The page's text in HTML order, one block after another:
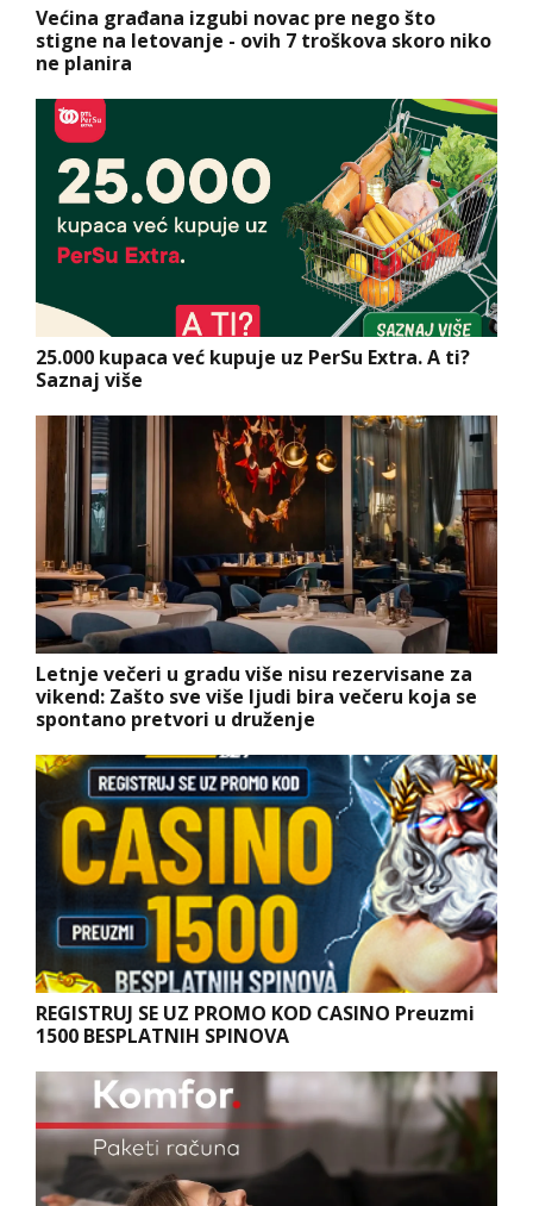
Većina građana izgubi novac pre nego što
stigne na letovanje - ovih 7 troškova skoro niko
ne planira
25.000 kupaca već kupuje uz PerSu Extra. A ti?
Saznaj više
Letnje večeri u gradu više nisu rezervisane za
vikend: Zašto sve više ljudi bira večeru koja se
spontano pretvori u druženje
REGISTRUJ SE UZ PROMO KOD CASINO Preuzmi
1500 BESPLATNIH SPINOVA